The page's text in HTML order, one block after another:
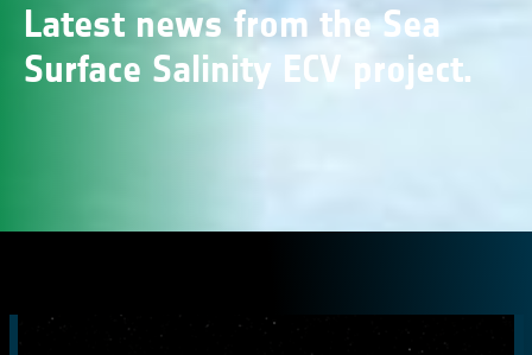
Latest news from the Sea
Surface Salinity ECV project.